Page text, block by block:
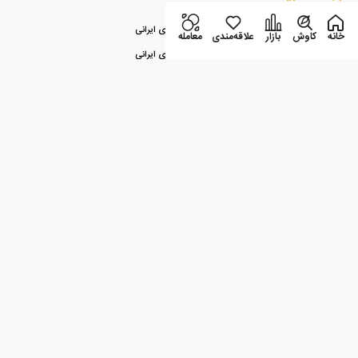
آخرین مطالب
راهنمای جامع سئو در سال ۲۰۲۴ برای وبسایت‌های ایرانی
خانه کاوش بازار علاقه‌مندی معامله